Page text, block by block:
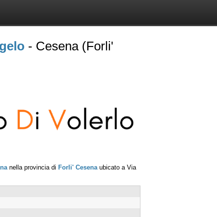
- Cesena (Forli'
nella provincia di Forli' Cesena ubicato a Via